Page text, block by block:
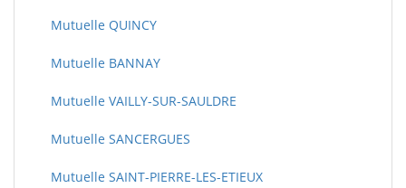
Mutuelle QUINCY
Mutuelle BANNAY
Mutuelle VAILLY-SUR-SAULDRE
Mutuelle SANCERGUES
Mutuelle SAINT-PIERRE-LES-ETIEUX